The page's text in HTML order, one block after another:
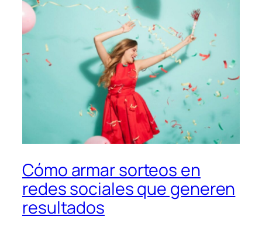
Cómo armar sorteos en
redes sociales que generen
resultados